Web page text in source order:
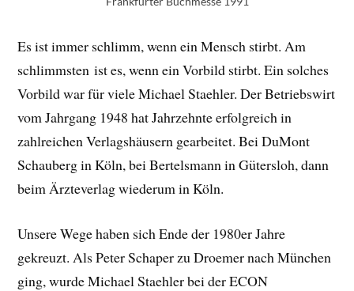
Es ist immer schlimm, wenn ein Mensch stirbt. Am
schlimmsten ist es, wenn ein Vorbild stirbt. Ein solches
Vorbild war für viele Michael Staehler. Der Betriebswirt
vom Jahrgang 1948 hat Jahrzehnte erfolgreich in
zahlreichen Verlagshäusern gearbeitet. Bei DuMont
Schauberg in Köln, bei Bertelsmann in Gütersloh, dann
beim Ärzteverlag wiederum in Köln.
Unsere Wege haben sich Ende der 1980er Jahre
gekreuzt. Als Peter Schaper zu Droemer nach München
ging, wurde Michael Staehler bei der ECON